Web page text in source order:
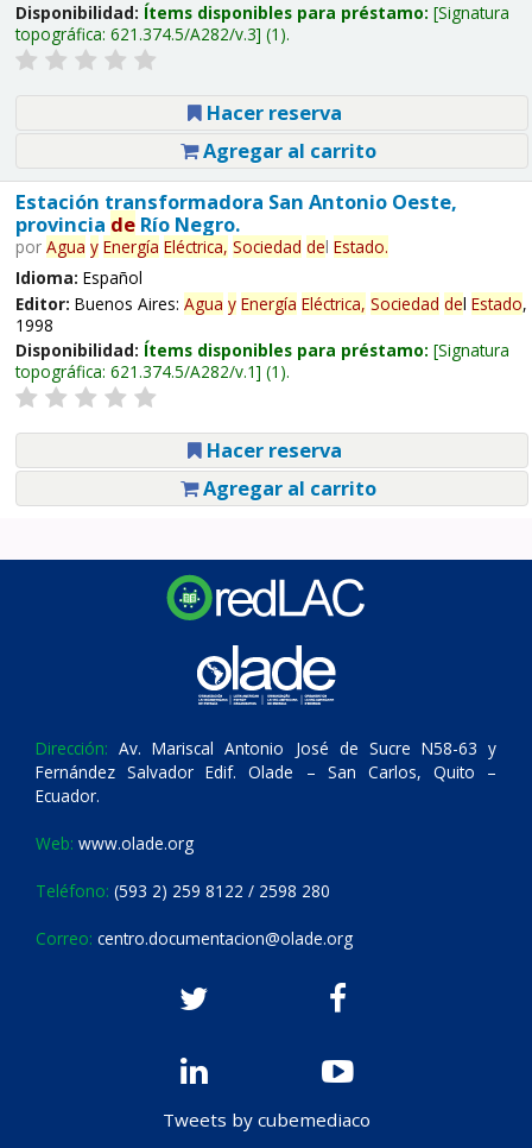
Disponibilidad: Ítems disponibles para préstamo: Signatura
topográfica: 621.374.5/A282/v.3 (1).
Hacer reserva
Agregar al carrito
Estación transformadora San Antonio Oeste,
provincia deRío Negro.
por Agua y Energía Eléctrica, Sociedad del Estado.
Idioma: Español
Editor: Buenos Aires: Agua y Energía Eléctrica, Sociedad del Estado,
1998
Disponibilidad: Ítems disponibles para préstamo: Signatura
topográfica: 621.374.5/A282/v.1 (1).
Hacer reserva
Agregar al carrito
Dirección: Av. Mariscal Antonio José de Sucre N58-63 y
Fernández Salvador Edif. Olade – San Carlos, Quito –
Ecuador.
Web: www.olade.org
Teléfono: (593 2) 259 8122 / 2598 280
Correo: centro.documentacion@olade.org
Tweets by cubemediaco